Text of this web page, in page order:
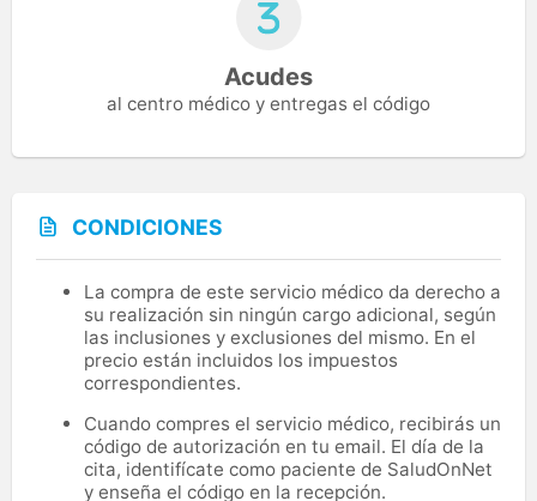
Acudes
al centro médico y entregas el código
CONDICIONES
La compra de este servicio médico da derecho a
su realización sin ningún cargo adicional, según
las inclusiones y exclusiones del mismo. En el
precio están incluidos los impuestos
correspondientes.
Cuando compres el servicio médico, recibirás un
código de autorización en tu email. El día de la
cita, identifícate como paciente de SaludOnNet
y enseña el código en la recepción.